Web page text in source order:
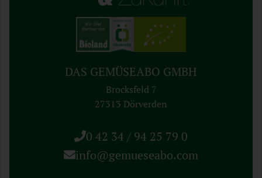
DAS GEMÜSEABO GMBH
Brocksfeld 7
27313 Dörverden
0 42 34 / 94 25 79 0
info@gemueseabo.com